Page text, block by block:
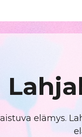
elämys.